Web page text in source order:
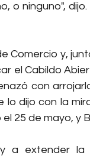
o ninguno",
Comercio y,
el Cabildo
con
lo dijo con la
25 de mayo, y
a extender la